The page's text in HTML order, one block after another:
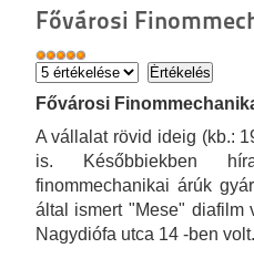
Fővárosi
Fővárosi
A vállalat rövid ideig (kb.:
is. Későbbiekben
finommechanikai árúk
által ismert "Mese" diafilm
Nagydiófa utca 14 -ben volt.